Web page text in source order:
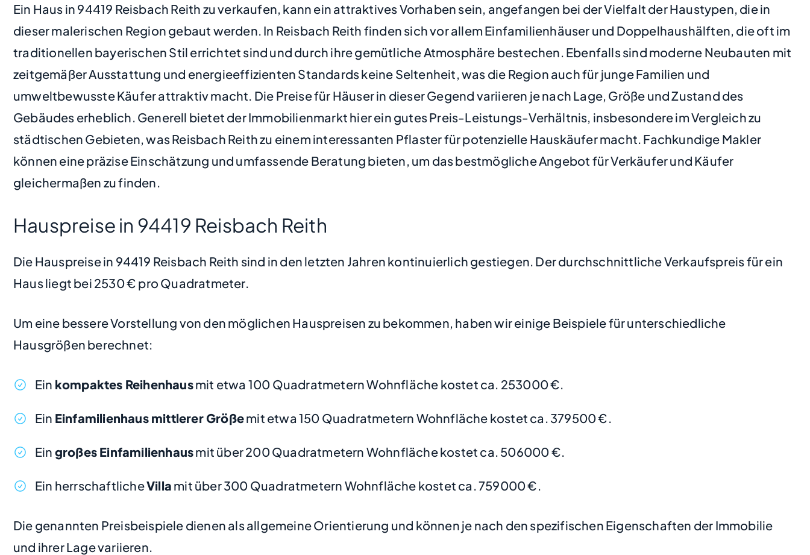
Ein Haus in 94419 Reisbach Reith zu verkaufen, kann ein attraktives Vorhaben sein, angefangen bei der Vielfalt der Haustypen, die in
dieser malerischen Region gebaut werden. In Reisbach Reith finden sich vor allem Einfamilienhäuser und Doppelhaushälften, die oft im
traditionellen bayerischen Stil errichtet sind und durch ihre gemütliche Atmosphäre bestechen. Ebenfalls sind moderne Neubauten mit
zeitgemäßer Ausstattung und energieeffizienten Standards keine Seltenheit, was die Region auch für junge Familien und
umweltbewusste Käufer attraktiv macht. Die Preise für Häuser in dieser Gegend variieren je nach Lage, Größe und Zustand des
Gebäudes erheblich. Generell bietet der Immobilienmarkt hier ein gutes Preis-Leistungs-Verhältnis, insbesondere im Vergleich zu
städtischen Gebieten, was Reisbach Reith zu einem interessanten Pflaster für potenzielle Hauskäufer macht. Fachkundige Makler
können eine präzise Einschätzung und umfassende Beratung bieten, um das bestmögliche Angebot für Verkäufer und Käufer
gleichermaßen zu finden.
Hauspreise in 94419 Reisbach Reith
Die Hauspreise in 94419 Reisbach Reith sind in den letzten Jahren kontinuierlich gestiegen. Der durchschnittliche Verkaufspreis für ein
Haus liegt bei 2530 € pro Quadratmeter.
Um eine bessere Vorstellung von den möglichen Hauspreisen zu bekommen, haben wir einige Beispiele für unterschiedliche
Hausgrößen berechnet:
Ein kompaktes Reihenhausmit etwa 100 Quadratmetern Wohnfläche kostet ca. 253000 €.
Ein Einfamilienhaus mittlerer Größemit etwa 150 Quadratmetern Wohnfläche kostet ca. 379500 €.
Ein großes Einfamilienhausmit über 200 Quadratmetern Wohnfläche kostet ca. 506000 €.
Ein herrschaftlicheVilla mit über 300 Quadratmetern Wohnfläche kostet ca. 759000 €.
Die genannten Preisbeispiele dienen als allgemeine Orientierung und können je nach den spezifischen Eigenschaften der Immobilie
und ihrer Lage variieren.